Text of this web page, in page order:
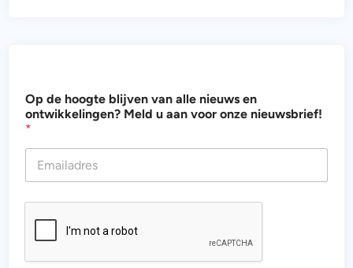
i
e
u
w
b
i
Op de hoogte blijven van alle nieuws en
ontwikkelingen? Meld u aan voor onze nieuwsbrief!
*